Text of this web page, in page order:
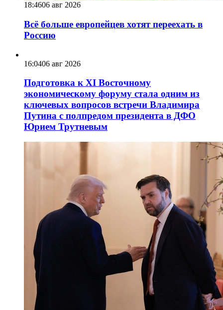
18:4606 авг 2026
Всё больше европейцев хотят переехать в
Россию
16:0406 авг 2026
Подготовка к XI Восточному
экономическому форуму стала одним из
ключевых вопросов встречи Владимира
Путина с полпредом президента в ДФО
Юрием Трутневым